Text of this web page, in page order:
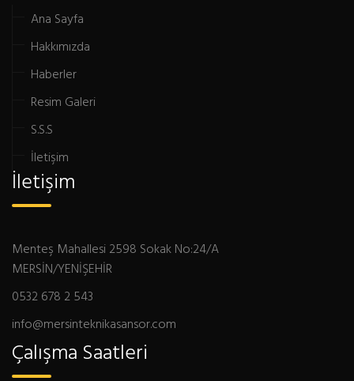
Ana Sayfa
Hakkımızda
Haberler
Resim Galeri
S.S.S
İletişim
İletişim
Menteş Mahallesi 2598 Sokak No:24/A
MERSİN/YENİŞEHİR
0532 678 2 543
info@mersinteknikasansor.com
Çalışma Saatleri